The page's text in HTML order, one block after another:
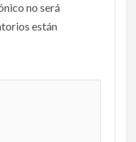
no será
están